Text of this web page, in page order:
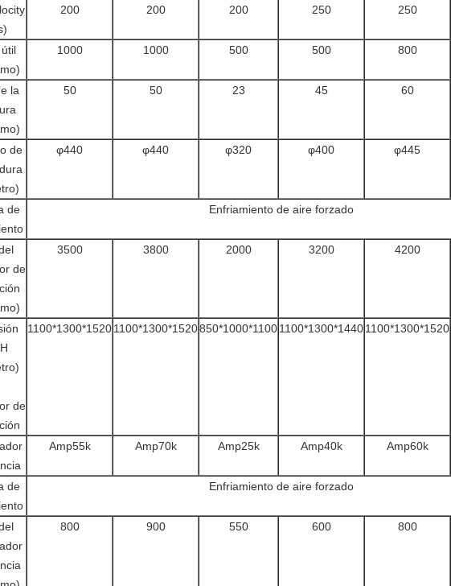
200 200 200 250 250
1000 1000 500 500 800
la
50 50 23 45 60
de
φ440 φ440 φ320 φ400 φ445
de
Enfriamiento de aire forzado
de
3500 3800 2000 3200 4200
de
1100*1300*15201100*1300*1520850*1000*11001100*1300*14401100*1300*1520
Amp55k Amp70k Amp25k Amp40k Amp60k
de
Enfriamiento de aire forzado
800 900 550 600 800